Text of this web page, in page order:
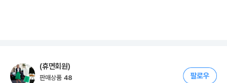
(휴면회원)
판매상품 48